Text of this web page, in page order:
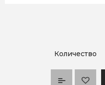
Количество